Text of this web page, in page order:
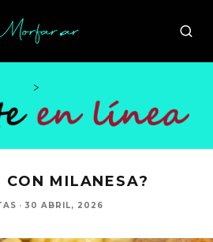
>
CON MILANESA?
· 30 ABRIL, 2026